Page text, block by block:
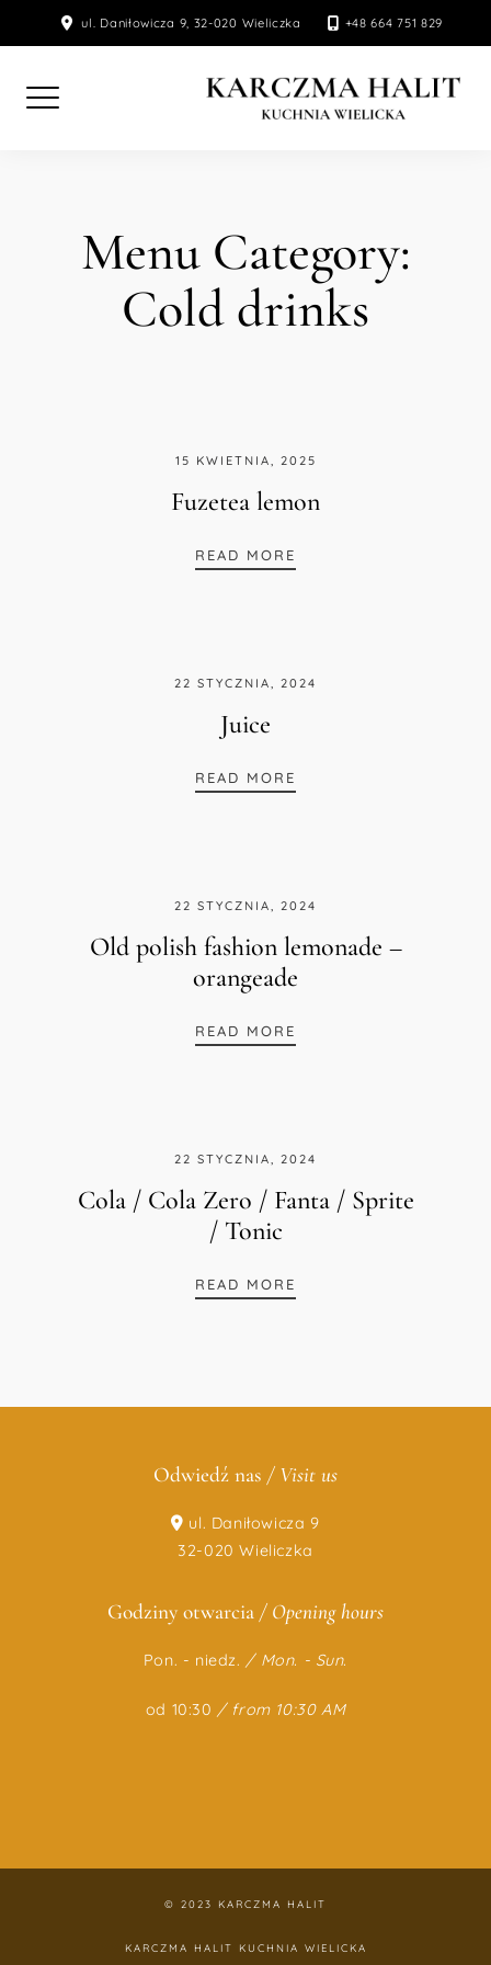
to
ul. Daniłowicza 9, 32-020 Wieliczka +48 664 751 829
Menu Category:
Cold drinks
15 KWIETNIA, 2025
Fuzetea lemon
READ MORE
22 STYCZNIA, 2024
Juice
READ MORE
22 STYCZNIA, 2024
Old polish fashion lemonade –
orangeade
READ MORE
22 STYCZNIA, 2024
Cola / Cola Zero / Fanta / Sprite
/ Tonic
READ MORE
Odwiedź nas / Visit us
ul. Daniłowicza 9
32-020 Wieliczka
Godziny otwarcia / Opening hours
Pon. - niedz. / Mon. - Sun.
od 10:30 / from 10:30 AM
© 2023 KARCZMA HALIT
KARCZMA HALIT KUCHNIA WIELICKA